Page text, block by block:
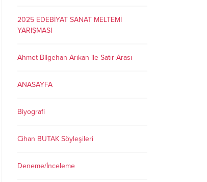
2025 EDEBİYAT SANAT MELTEMİ
YARIŞMASI
Ahmet Bilgehan Arıkan ile Satır Arası
ANASAYFA
Biyografi
Cihan BUTAK Söyleşileri
Deneme/İnceleme